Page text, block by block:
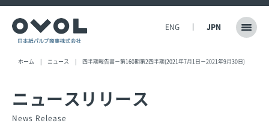
ENG JPN
ホーム ニュース 四半期報告書－第160期第2四半期(2021年7月1日－2021年9月30日)
ニュースリリース
News Release